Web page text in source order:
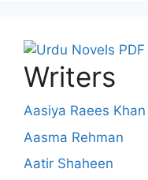
Writers
Aasiya Raees Khan
Aasma Rehman
Aatir Shaheen